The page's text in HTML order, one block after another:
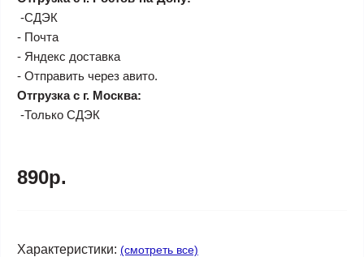
-СДЭК
- Почта
- Яндекс доставка
- Отправить через авито.
Отгрузка с г. Москва:
-Только СДЭК
890р.
Характеристики: (смотреть все)